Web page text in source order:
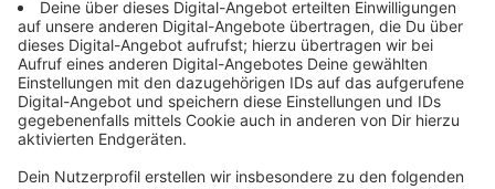
entsprechende Protest-Kampagne „Keinen Meter
Mehr“ geht damit jetzt in die heiße Phase. Neben der
Aktion am Samstag können sich Unterstützer auch mit
einem Bürgerbrief an den Bundesverkehrsminister
beteiligen. Die unterschriebenen Briefe werden
gesammelt und sollen dann im Juni bei einem Protest
in Berlin dem Bundesverkehrsministerium übergeben